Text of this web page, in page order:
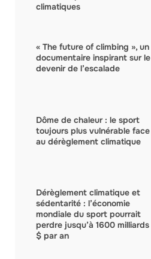
climatiques
« The future of climbing », un
documentaire inspirant sur le
devenir de l’escalade
Dôme de chaleur : le sport
toujours plus vulnérable face
au dérèglement climatique
Dérèglement climatique et
sédentarité : l’économie
mondiale du sport pourrait
perdre jusqu’à 1600 milliards
$ par an